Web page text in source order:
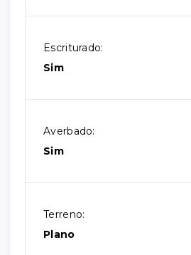
Escriturado:
Sim
Averbado:
Sim
Terreno:
Plano